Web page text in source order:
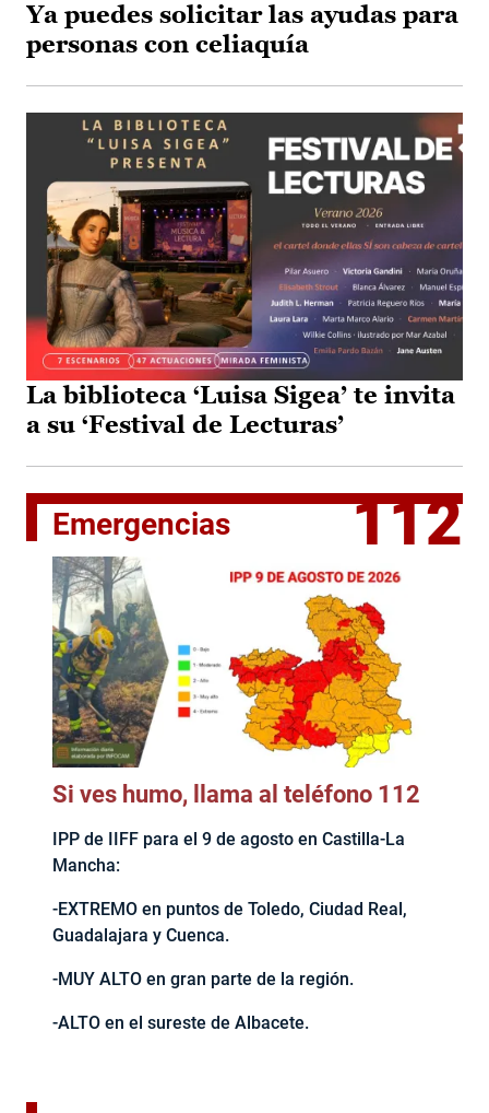
Ya puedes solicitar las ayudas para
personas con celiaquía
La biblioteca ‘Luisa Sigea’ te invita
a su ‘Festival de Lecturas’
Emergencias 112
Si ves humo, llama al teléfono 112
IPP de IIFF para el 9 de agosto en Castilla-La
Mancha:
-EXTREMO en puntos de Toledo, Ciudad Real,
Guadalajara y Cuenca.
-MUY ALTO en gran parte de la región.
-ALTO en el sureste de Albacete.